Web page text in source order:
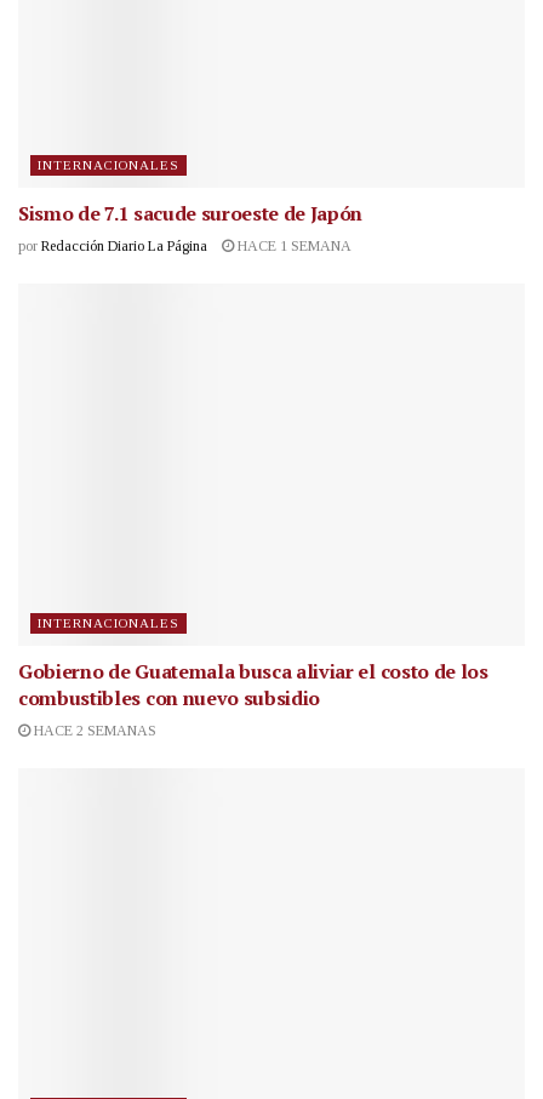
INTERNACIONALES
Sismo de 7.1 sacude suroeste de Japón
por Redacción Diario La Página HACE 1 SEMANA
INTERNACIONALES
Gobierno de Guatemala busca aliviar el costo de los
combustibles con nuevo subsidio
HACE 2 SEMANAS